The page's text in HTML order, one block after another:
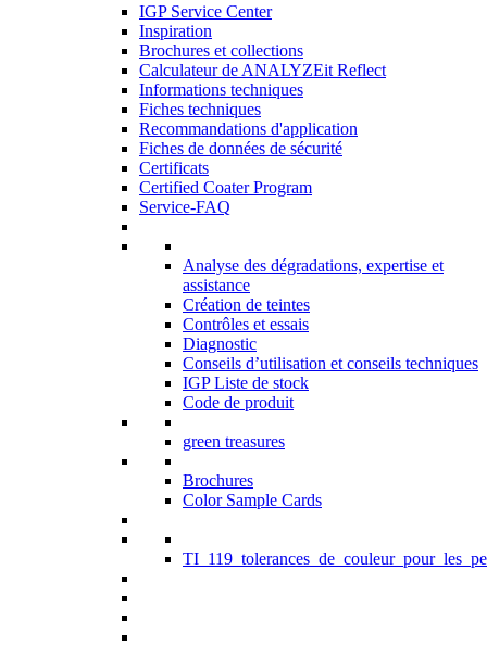
IGP Service Center
Inspiration
Brochures et collections
Calculateur de ANALYZEit Reflect
Informations techniques
Fiches techniques
Recommandations d'application
Fiches de données de sécurité
Certificats
Certified Coater Program
Service-FAQ
Analyse des dégradations, expertise et
assistance
Création de teintes
Contrôles et essais
Diagnostic
Conseils d’utilisation et conseils techniques
IGP Liste de stock
Code de produit
green treasures
Brochures
Color Sample Cards